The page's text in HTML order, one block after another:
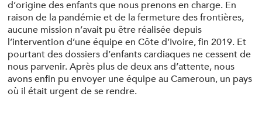
d’origine des enfants que nous prenons en charge. En
raison de la pandémie et de la fermeture des frontières,
aucune mission n’avait pu être réalisée depuis
l’intervention d’une équipe en Côte d’Ivoire, fin 2019. Et
pourtant des dossiers d’enfants cardiaques ne cessent de
nous parvenir. Après plus de deux ans d’attente, nous
avons enfin pu envoyer une équipe au Cameroun, un pays
où il était urgent de se rendre.